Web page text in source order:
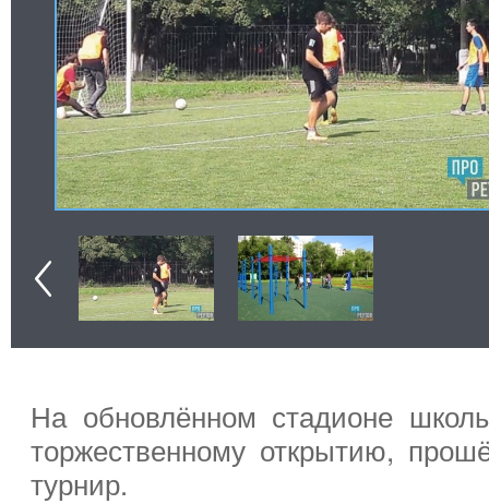
На обновлённом стадионе
торжественному открытию,
турнир.